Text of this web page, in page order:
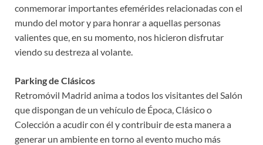
conmemorar importantes efemérides relacionadas con el
mundo del motor y para honrar a aquellas personas
valientes que, en su momento, nos hicieron disfrutar
viendo su destreza al volante.
Parking de Clásicos
Retromóvil Madrid anima a todos los visitantes del Salón
que dispongan de un vehículo de Época, Clásico o
Colección a acudir con él y contribuir de esta manera a
generar un ambiente en torno al evento mucho más